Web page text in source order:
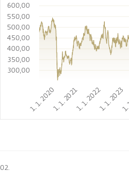
1. 1. 20201. 1. 20211. 1. 20221. 1. 2023
300,00
350,00
400,00
450,00
500,00
550,00
600,00